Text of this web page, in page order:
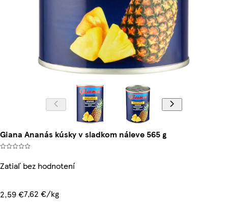
Giana Ananás kúsky v sladkom náleve 565 g
Zatiaľ bez hodnotení
2,59 €7,62 €/kg